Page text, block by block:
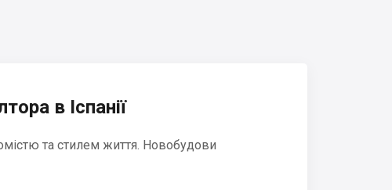
в Іспанії
та стилем життя. Новобудови